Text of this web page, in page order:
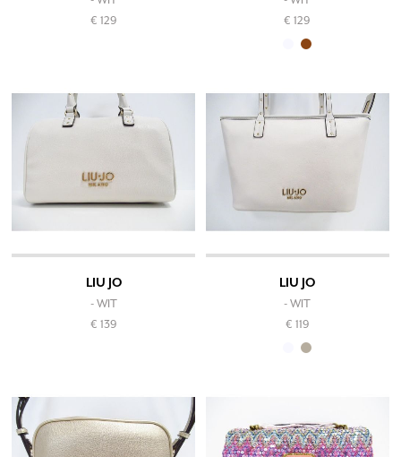
€ 129
€ 129
LIU JO
- WIT
€ 139
LIU JO
- WIT
€ 119